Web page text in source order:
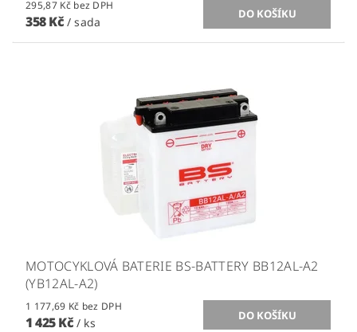
295,87 Kč bez DPH
358 Kč / sada
MOTOCYKLOVÁ BATERIE BS-BATTERY BB12AL-A2
(YB12AL-A2)
1 177,69 Kč bez DPH
1 425 Kč / ks